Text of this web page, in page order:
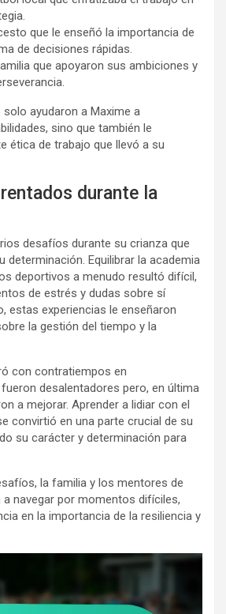
que le enseñó la importancia de
de decisiones rápidas.
que apoyaron sus ambiciones y
ayudaron a Maxime a
sino que también le
ética de trabajo que llevó a su
durante la
desafíos durante su crianza que
determinación. Equilibrar la academia
deportivos a menudo resultó difícil,
de estrés y dudas sobre sí
estas experiencias le enseñaron
la gestión del tiempo y la
con contratiempos en
desalentadores pero, en última
a mejorar. Aprender a lidiar con el
convirtió en una parte crucial de su
su carácter y determinación para
la familia y los mentores de
a navegar por momentos difíciles,
en la importancia de la resiliencia y